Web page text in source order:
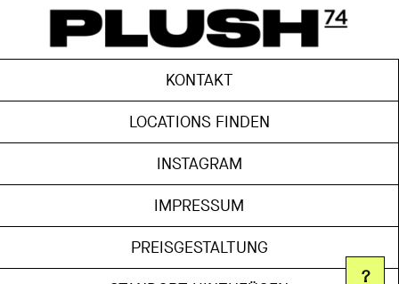
?
KONTAKT
LOCATIONS FINDEN
INSTAGRAM
IMPRESSUM
PREISGESTALTUNG